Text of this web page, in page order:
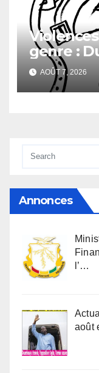
genre :
sexuel
AOÛT 7, 2026
Annonces
l’…
août